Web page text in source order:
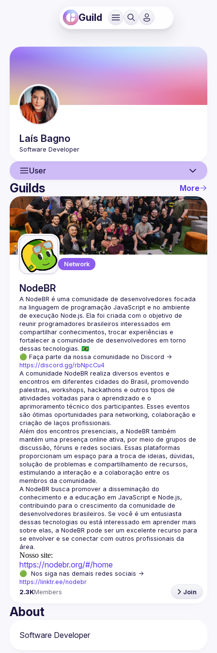
Guild
Laís Bagno
User
User
Events
Guilds
Guilds More
Network
NodeBR
A NodeBR é uma comunidade de desenvolvedores focada
na linguagem de programação JavaScript e no ambiente
de execução Node.js. Ela foi criada com o objetivo de
reunir programadores brasileiros interessados em
compartilhar conhecimentos, trocar experiências e
fortalecer a comunidade de desenvolvedores em torno
🟢 Faça parte da nossa comunidade no Discord ->
https://discord.gg/rbNpcCu4
A comunidade NodeBR realiza diversos eventos e
encontros em diferentes cidades do Brasil, promovendo
palestras, workshops, hackathons e outros tipos de
atividades voltadas para o aprendizado e o
aprimoramento técnico dos participantes. Esses eventos
são ótimas oportunidades para networking, colaboração e
Além dos encontros presenciais, a NodeBR também
mantém uma presença online ativa, por meio de grupos de
discussão, fóruns e redes sociais. Essas plataformas
proporcionam um espaço para a troca de ideias, dúvidas,
solução de problemas e compartilhamento de recursos,
estimulando a interação e a colaboração entre os
A NodeBR busca promover a disseminação do
conhecimento e a educação em JavaScript e Node.js,
contribuindo para o crescimento da comunidade de
desenvolvedores brasileiros. Se você é um entusiasta
dessas tecnologias ou está interessado em aprender mais
sobre elas, a NodeBR pode ser um excelente recurso para
se envolver e se conectar com outros profissionais da
Nosso site:
https://nodebr.org/#/home
https://linktr.ee/nodebr
2.3KMembers Join
About